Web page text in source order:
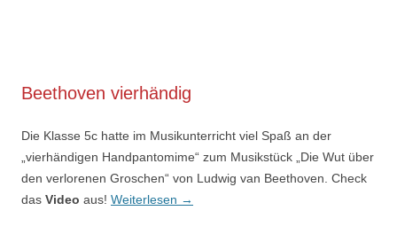
Beethoven vierhändig
Die Klasse 5c hatte im Musikunterricht viel Spaß an der
„vierhändigen Handpantomime“ zum Musikstück „Die Wut über
den verlorenen Groschen“ von Ludwig van Beethoven. Check
das Video aus! Weiterlesen →